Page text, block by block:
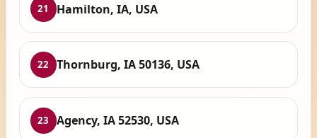
21 Hamilton, IA, USA
22 Thornburg, IA 50136, USA
23 Agency, IA 52530, USA